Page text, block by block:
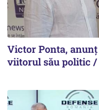
Victor Ponta,
viitorul său politic /